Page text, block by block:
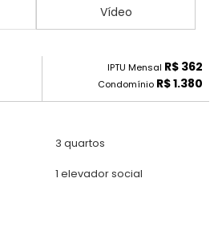
Vídeo
IPTU Mensal R$ 362
Condomínio R$ 1.380
3 quartos
1 elevador social